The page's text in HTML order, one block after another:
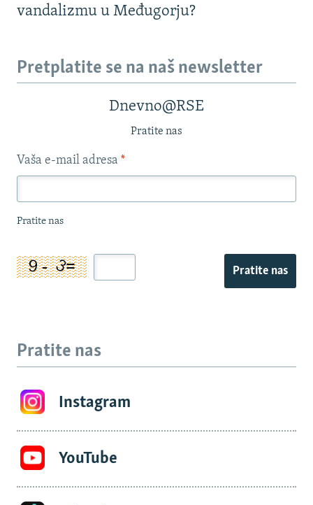
vandalizmu u Međugorju?
Pretplatite se na naš newsletter
Dnevno@RSE
Pratite nas
Vaša e-mail adresa *
Pratite nas
Pratite nas
Pratite nas
Instagram
YouTube